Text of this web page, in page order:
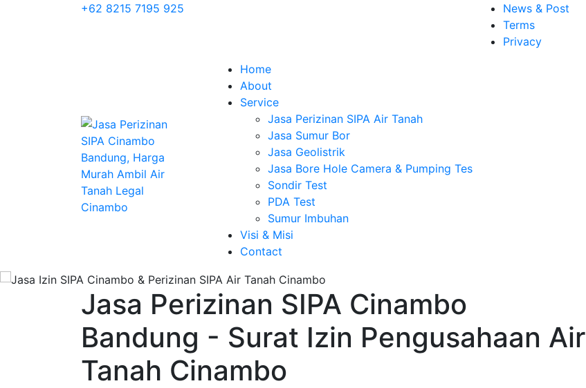
+62 8215 7195 925
News & Post
Terms
Privacy
Home
About
Service
Jasa Perizinan SIPA Air Tanah
Jasa Sumur Bor
Jasa Geolistrik
Jasa Bore Hole Camera & Pumping Tes
Sondir Test
PDA Test
Sumur Imbuhan
Visi & Misi
Contact
Jasa Perizinan SIPA Cinambo
Bandung - Surat Izin Pengusahaan Air
Tanah Cinambo